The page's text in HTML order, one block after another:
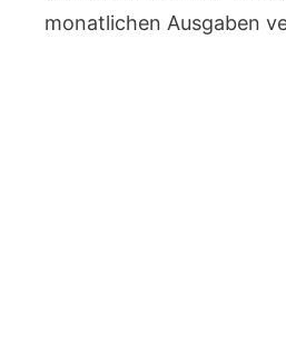
monatlichen Ausgaben